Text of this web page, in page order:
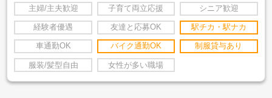
主婦/主夫歓迎 子育て両立応援 シニア歓迎
経験者優遇 友達と応募OK 駅チカ・駅ナカ
車通勤OK バイク通勤OK 制服貸与あり
服装/髪型自由 女性が多い職場